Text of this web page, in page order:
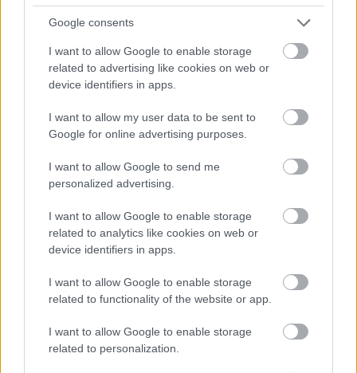
Google consents
I want to allow Google to enable storage
related to advertising like cookies on web or
device identifiers in apps.
I want to allow my user data to be sent to
Google for online advertising purposes.
I want to allow Google to send me
personalized advertising.
I want to allow Google to enable storage
related to analytics like cookies on web or
device identifiers in apps.
I want to allow Google to enable storage
related to functionality of the website or app.
I want to allow Google to enable storage
related to personalization.